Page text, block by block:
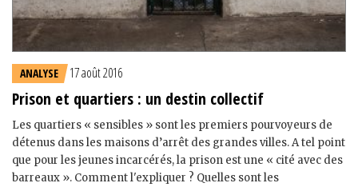
ANALYSE 17 août 2016
Prison et quartiers : un destin collectif
Les quartiers « sensibles » sont les premiers pourvoyeurs de
détenus dans les maisons d’arrêt des grandes villes. A tel point
que pour les jeunes incarcérés, la prison est une « cité avec des
barreaux ». Comment l'expliquer ? Quelles sont les